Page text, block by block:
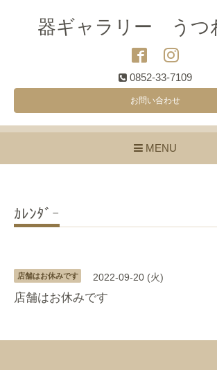
器ギャラリー うつ
0852-33-7109
お問い合わせ
MENU
ｶﾚﾝﾀﾞｰ
店舗はお休みです 2022-09-20 (火)
店舗はお休みです